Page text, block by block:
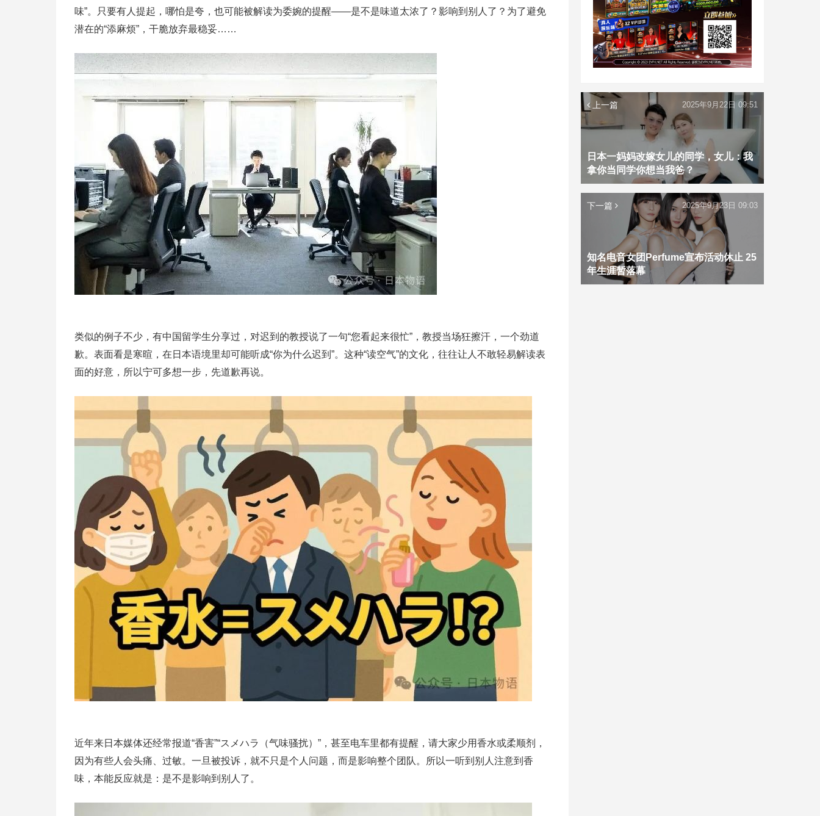
味”。只要有人提起，哪怕是夸，也可能被解读为委婉的提醒——是不是味道太浓了？影响到别人了？为了避免
潜在的“添麻烦”，干脆放弃最稳妥……
类似的例子不少，有中国留学生分享过，对迟到的教授说了一句“您看起来很忙”，教授当场狂擦汗，一个劲道
歉。表面看是寒暄，在日本语境里却可能听成“你为什么迟到”。这种“读空气”的文化，往往让人不敢轻易解读表
面的好意，所以宁可多想一步，先道歉再说。
近年来日本媒体还经常报道“香害”“スメハラ（气味骚扰）”，甚至电车里都有提醒，请大家少用香水或柔顺剂，
因为有些人会头痛、过敏。一旦被投诉，就不只是个人问题，而是影响整个团队。所以一听到别人注意到香
味，本能反应就是：是不是影响到别人了。
上一篇
日本一妈妈改嫁女儿的同学，女儿：我
拿你当同学你想当我爸？
2025年9月22日 09:51
下一篇
知名电音女团Perfume宣布活动休止 25
年生涯暂落幕
2025年9月23日 09:03